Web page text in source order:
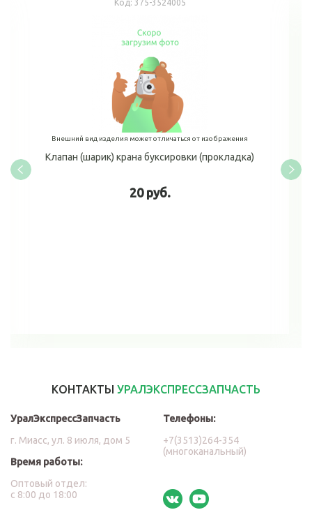
Код: 375-3524005
Внешний вид изделия может отличаться от изображения
Клапан (шарик) крана буксировки (прокладка)
20 руб.
КОНТАКТЫ УРАЛЭКСПРЕССЗАПЧАСТЬ
УралЭкспрессЗапчасть
г. Миасс, ул. 8 июля, дом 5
Время работы:
Оптовый отдел:
с 8:00 до 18:00
Телефоны:
+7(3513)264-354
(многоканальный)